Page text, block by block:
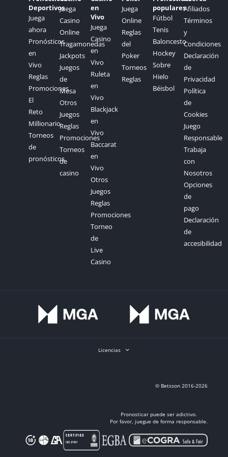
Deportivos
Juega
ahora
Pronósticos
en
Vivo
Reglas
Promociones
El
Reto
Millionario
Torneos
de
pronósticos
Juega
Casino
Online
Tragamonedas
Jackpots
Juegos
de
Mesa
Otros
Juegos
Reglas
Promociones
Torneos
de
casino
en
Vivo
Juega
Casino
en
Vivo
Ruleta
en
Vivo
Blackjack
en
Vivo
Baccarat
en
Vivo
Otros
Juegos
Reglas
Promociones
Torneo
de
Live
Casino
Juega
Online
Reglas
del
Poker
Torneos
Reglas
populares
Fútbol
Tenis
Baloncesto
Hockey
Sobre
Hielo
Béisbol
Afiliados
Términos
y
Condiciones
Declaración
de
Privacidad
Política
de
Cookies
Juego
Responsable
Trabaja
con
Nosotros
Opciones
de
pago
Declaración
de
accesibilidad
Licencias
© Betsson 2016-2026
Pronosticar puede ser adictivo.
Por favor, juegue de forma responsable.